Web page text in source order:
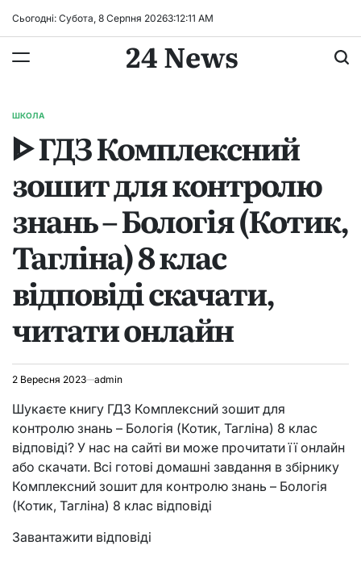
Сьогодні: Субота, 8 Серпня 20263:12:12 AM
24 News
ОПУБЛІКУВАТИ
ШКОЛА
ᐈ ГДЗ Комплексний
зошит для контролю
знань – Бологія (Котик,
Тагліна) 8 клас
відповіді скачати,
читати онлайн
2 Вересня 2023 admin
Шукаєте книгу ГДЗ Комплексний зошит для
контролю знань – Бологія (Котик, Тагліна) 8 клас
відповіді? У нас на сайті ви може прочитати її онлайн
або скачати. Всі готові домашні завдання в збірнику
Комплексний зошит для контролю знань – Бологія
(Котик, Тагліна) 8 клас відповіді
Завантажити відповіді